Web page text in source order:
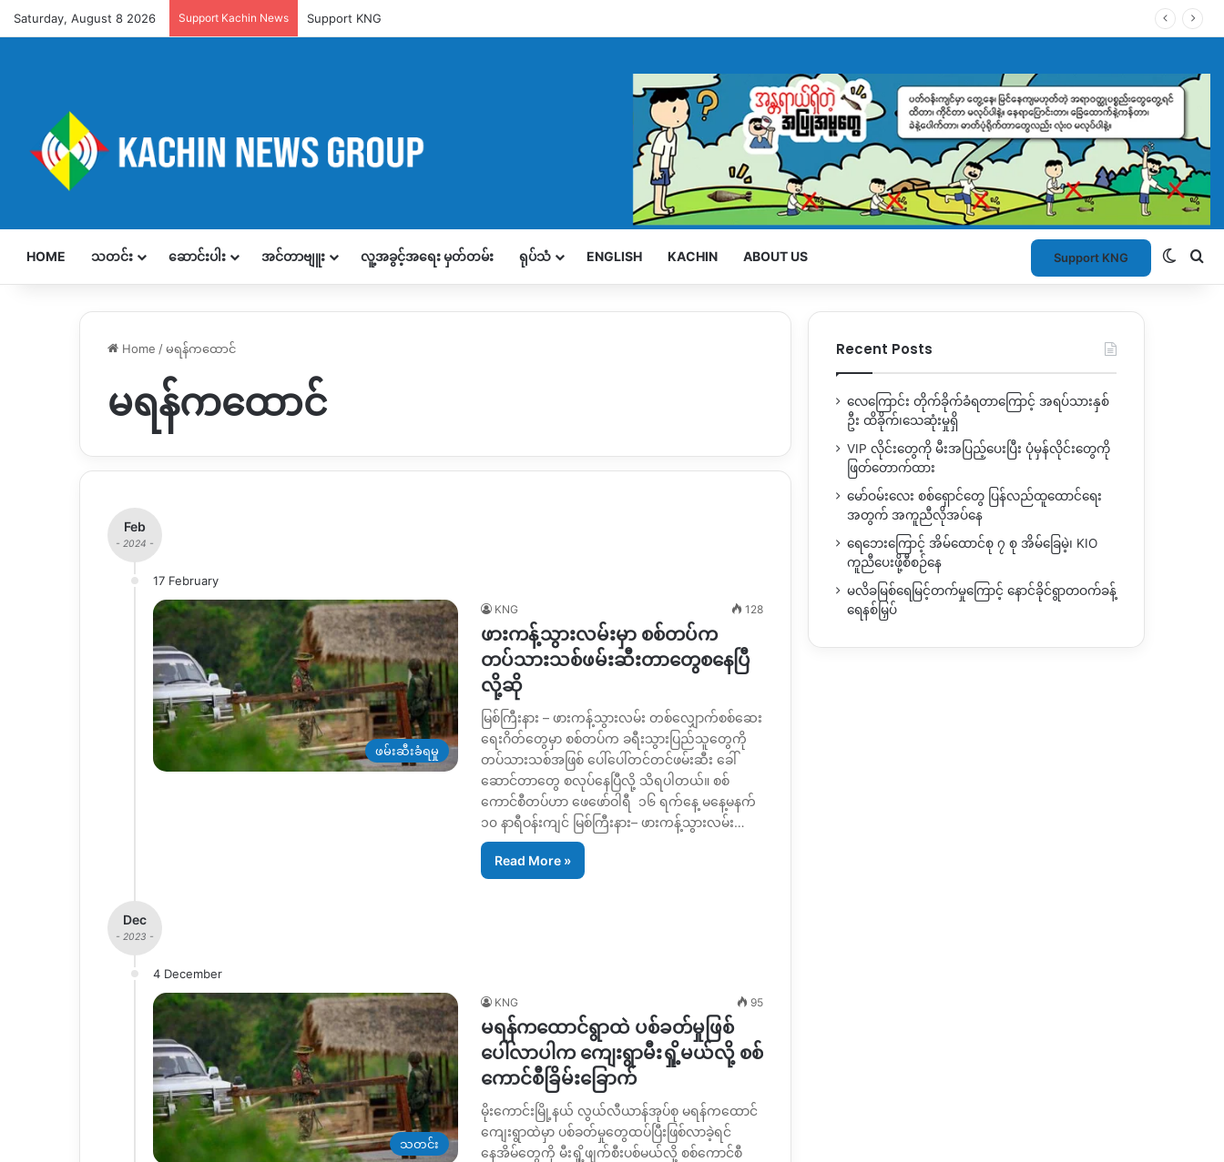
Saturday, August 8 2026 Support Kachin News Support KNG
HOME သတင်း ဆောင်းပါး အင်တာဗျူး လူ့အခွင့်အရေး မှတ်တမ်း ရုပ်သံ ENGLISH KACHIN ABOUT US Support KNG
Home /မရန်ကထောင်
မရန်ကထောင်
Feb
- 2024 -
17 February
ဖမ်းဆီးခံရမှု
KNG 128
ဖားကန့်သွားလမ်းမှာ စစ်တပ်က
တပ်သားသစ်ဖမ်းဆီးတာတွေစနေပြီ
လို့ဆို
မြစ်ကြီးနား – ဖားကန့်သွားလမ်း တစ်လျှောက်စစ်ဆေး
ရေးဂိတ်တွေမှာ စစ်တပ်က ခရီးသွားပြည်သူတွေကို
တပ်သားသစ်အဖြစ် ပေါ်ပေါ်တင်တင်ဖမ်းဆီး ခေါ်
ဆောင်တာတွေ စလုပ်နေပြီလို့ သိရပါတယ်။ စစ်
ကောင်စီတပ်ဟာ ဖေဖော်ဝါရီ ၁၆ ရက်နေ့ မနေ့မနက်
၁၀ နာရီဝန်းကျင် မြစ်ကြီးနား– ဖားကန့်သွားလမ်း…
Read More »
Dec
- 2023 -
4 December
သတင်း
KNG 95
မရန်ကထောင်ရွာထဲ ပစ်ခတ်မှုဖြစ်
ပေါ်လာပါက ကျေးရွာမီးရှို့မယ်လို့ စစ်
ကောင်စီခြိမ်းခြောက်
မိုးကောင်းမြို့နယ် လွယ်လီယာန်အုပ်စု မရန်ကထောင်
ကျေးရွာထဲမှာ ပစ်ခတ်မှုတွေထပ်ပြီးဖြစ်လာခဲ့ရင်
နေအိမ်တွေကို မီးရှို့ဖျက်စီးပစ်မယ်လို့ စစ်ကောင်စီ
Recent Posts
လေကြောင်း တိုက်ခိုက်ခံရတာကြောင့် အရပ်သားနှစ်
ဦး ထိခိုက်၊သေဆုံးမှုရှိ
VIP လိုင်းတွေကို မီးအပြည့်ပေးပြီး ပုံမှန်လိုင်းတွေကို
ဖြတ်တောက်ထား
မော်ဝမ်းလေး စစ်ရှောင်တွေ ပြန်လည်ထူထောင်ရေး
အတွက် အကူညီလိုအပ်နေ
ရေဘေးကြောင့် အိမ်ထောင်စု ၇ စု အိမ်ခြေမဲ့၊ KIO
ကူညီပေးဖို့စီစဉ်နေ
မလိခမြစ်ရေမြင့်တက်မှုကြောင့် နောင်ခိုင်ရွာတဝက်ခန့်
ရေနစ်မြှပ်